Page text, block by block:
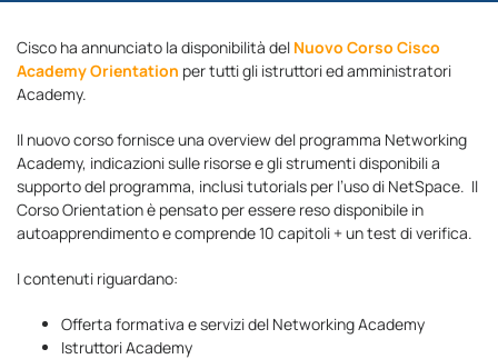
Cisco ha annunciato la disponibilità del Nuovo Corso Cisco
Academy Orientation per tutti gli istruttori ed amministratori
Academy.
Il nuovo corso fornisce una overview del programma Networking
Academy, indicazioni sulle risorse e gli strumenti disponibili a
supporto del programma, inclusi tutorials per l’uso di NetSpace. Il
Corso Orientation è pensato per essere reso disponibile in
autoapprendimento e comprende 10 capitoli + un test di verifica.
I contenuti riguardano:
Offerta formativa e servizi del Networking Academy
Istruttori Academy